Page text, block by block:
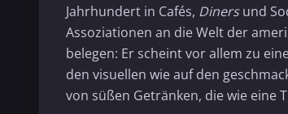
Jahrhundert in Cafés, Dinersund
Assoziationen an die Welt der
belegen: Er scheint vor allem zu
den visuellen wie auf den
von süßen Getränken, die wie eine